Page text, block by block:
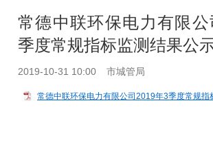
常德中联环保电力有限公
季度常规指标监测结果公
2019-10-31 10:00 市城管局
常德中联环保电力有限公司2019年3季度常规指